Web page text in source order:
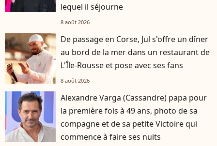
lequel il séjourne
8 août 2026
De passage en Corse, Jul s'offre un dîner
au bord de la mer dans un restaurant de
L'Île-Rousse et pose avec ses fans
8 août 2026
Alexandre Varga (Cassandre) papa pour
la première fois à 49 ans, photo de sa
compagne et de sa petite Victoire qui
commence à faire ses nuits